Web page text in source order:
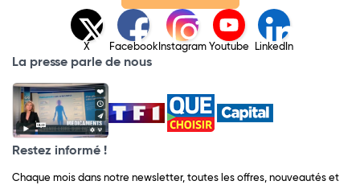
X Facebook Instagram Youtube LinkedIn
La presse parle de nous
Restez informé !
Chaque mois dans notre newsletter, toutes les offres, nouveautés et